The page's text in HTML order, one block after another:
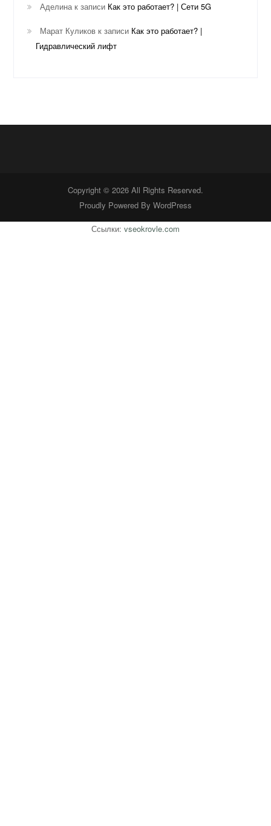
Аделинак записи Как это работает? | Сети 5G
Марат Куликов к записи Как это работает? |
Гидравлический лифт
Copyright © 2026 All Rights Reserved.
Proudly Powered By WordPress
Ссылки: vseokrovle.com